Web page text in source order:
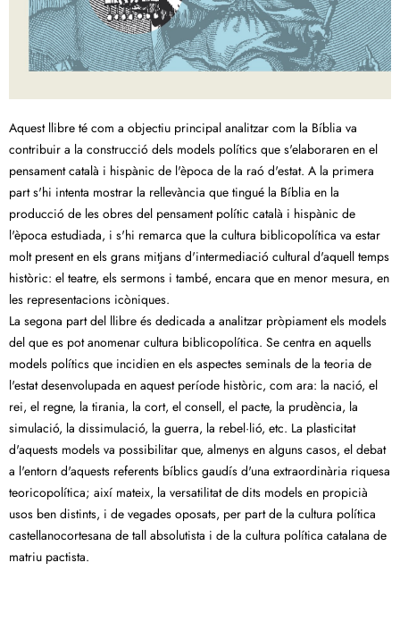
Aquest llibre té com a objectiu principal analitzar com la Bíblia va
contribuir a la construcció dels models polítics que s'elaboraren en el
pensament català i hispànic de l'època de la raó d'estat. A la primera
part s'hi intenta mostrar la rellevància que tingué la Bíblia en la
producció de les obres del pensament polític català i hispànic de
l'època estudiada, i s'hi remarca que la cultura biblicopolítica va estar
molt present en els grans mitjans d'intermediació cultural d'aquell temps
històric: el teatre, els sermons i també, encara que en menor mesura, en
les representacions icòniques.
La segona part del llibre és dedicada a analitzar pròpiament els models
del que es pot anomenar cultura biblicopolítica. Se centra en aquells
models polítics que incidien en els aspectes seminals de la teoria de
l'estat desenvolupada en aquest període històric, com ara: la nació, el
rei, el regne, la tirania, la cort, el consell, el pacte, la prudència, la
simulació, la dissimulació, la guerra, la rebel·lió, etc. La plasticitat
d'aquests models va possibilitar que, almenys en alguns casos, el debat
a l'entorn d'aquests referents bíblics gaudís d'una extraordinària riquesa
teoricopolítica; així mateix, la versatilitat de dits models en propicià
usos ben distints, i de vegades oposats, per part de la cultura política
castellanocortesana de tall absolutista i de la cultura política catalana de
matriu pactista.